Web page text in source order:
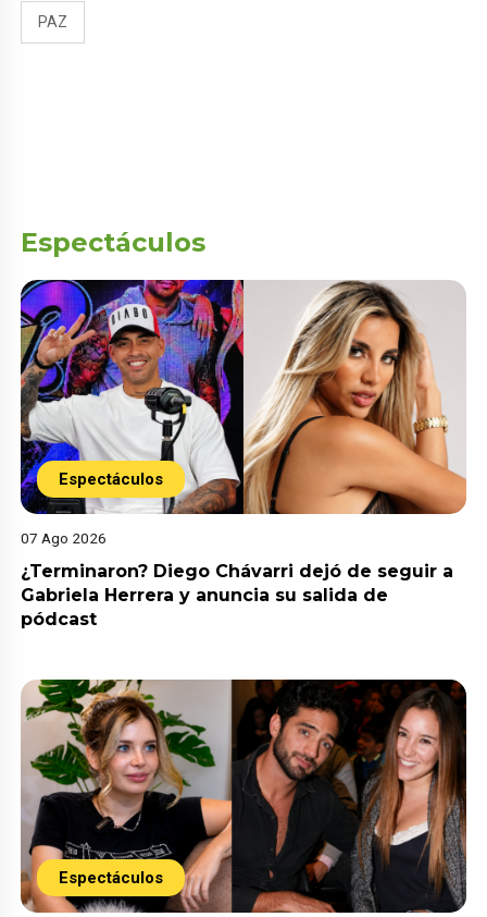
PAZ
Espectáculos
Espectáculos
07 Ago 2026
¿Terminaron? Diego Chávarri dejó de seguir a
Gabriela Herrera y anuncia su salida de
pódcast
Espectáculos